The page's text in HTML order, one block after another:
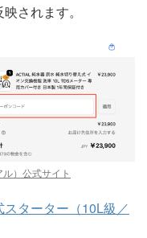
されます。
）公式サイト
スターター（10L級／